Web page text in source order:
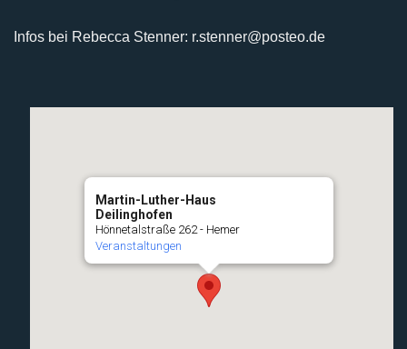
Infos bei Rebecca Stenner: r.stenner@posteo.de
Martin-Luther-Haus
Deilinghofen
Hönnetalstraße 262 - Hemer
Veranstaltungen